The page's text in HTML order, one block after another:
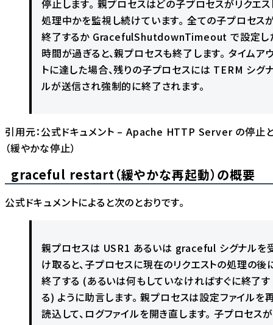
停止します。 親プロセスはどの子プロセスがリクエス
処理中かを監視し続けています。 全ての子プロセス
終了するか GracefulShutdownTimeout で設定し
時間が過ぎると、親プロセスも終了します。 タイムア
トに達した場合、残りの子プロセスには TERM シグ
ルが送信され強制的に終了されます。
引用元：公式ドキュメント – Apache HTTP Server の停止
（緩やかな停止）
graceful restart（緩やかな再起動）の概要
公式ドキュメントによると次のとおりです。
親プロセスは USR1 あるいは graceful シグナルを
け取ると、子プロセスに現在のリクエストの処理の後
終了する (あるいは何もしていなければすぐに終了す
る) ように助言します。 親プロセスは設定ファイルを
読込して、ログファイルを開き直します。 子プロセスが